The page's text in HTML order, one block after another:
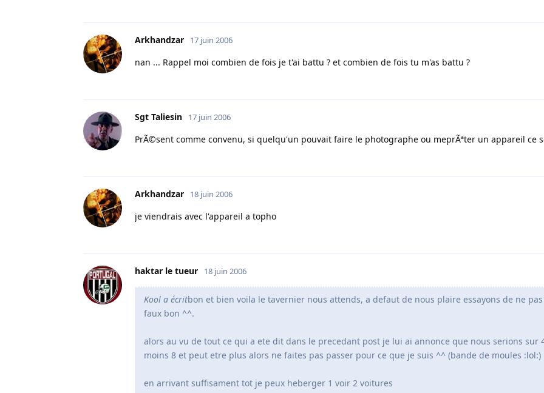
Arkhandzar 17 juin 2006
nan ... Rappel moi combien de fois je t'ai battu ? et combien de fois tu m'as battu ?
Sgt Taliesin 17 juin 2006
PrÃ©sent comme convenu, si quelqu'un pouvait faire le photographe ou meprÃªter un appareil ce
Arkhandzar 18 juin 2006
je viendrais avec l'appareil a topho
haktar le tueur 18 juin 2006
Kool a écritbon et bien voila le tavernier nous attends, a defaut de nous plaire essayons de ne
faux bon ^^.
alors au vu de tout ce qui a ete dit dans le precedant post je lui ai annonce que nous serions sur
moins 8 et peut etre plus alors ne faites pas passer pour ce que je suis ^^ (bande de moules :lol:)
en arrivant suffisament tot je peux heberger 1 voir 2 voitures